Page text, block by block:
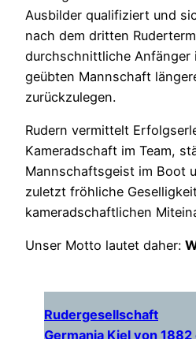
Ausbilder qualifiziert und
nach dem dritten
durchschnittliche Anfänger
geübten Mannschaft
zurückzulegen.
Rudern vermittelt
Kameradschaft im Team,
Mannschaftsgeist im Boot
zuletzt fröhliche
kameradschaftlichen
Unser Motto lautet daher:
Rudergesellschaft
Germania Kiel von 1882